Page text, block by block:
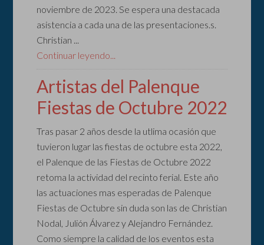
noviembre de 2023. Se espera una destacada
asistencia a cada una de las presentaciones.s.
Christian ...
Continuar leyendo...
Artistas del Palenque
Fiestas de Octubre 2022
Tras pasar 2 años desde la utlima ocasión que
tuvieron lugar las fiestas de octubre esta 2022,
el Palenque de las Fiestas de Octubre 2022
retoma la actividad del recinto ferial. Este año
las actuaciones mas esperadas de Palenque
Fiestas de Octubre sin duda son las de Christian
Nodal, Julión Álvarez y Alejandro Fernández.
Como siempre la calidad de los eventos esta